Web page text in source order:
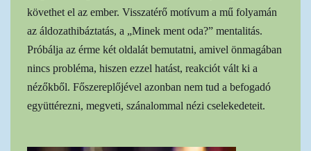
követhet el az ember. Visszatérő motívum a mű folyamán
az áldozathibáztatás, a „Minek ment oda?” mentalitás.
Próbálja az érme két oldalát bemutatni, amivel önmagában
nincs probléma, hiszen ezzel hatást, reakciót vált ki a
nézőkből. Főszereplőjével azonban nem tud a befogadó
együttérezni, megveti, szánalommal nézi cselekedeteit.